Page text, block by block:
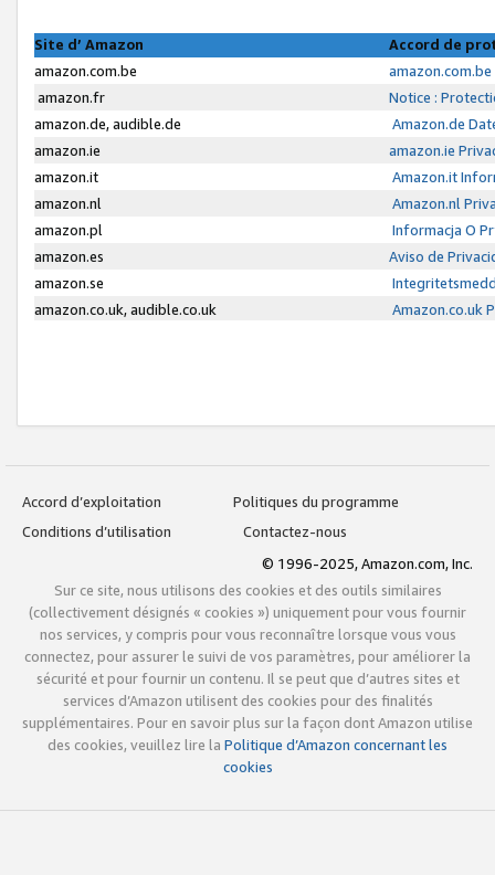
Site d’ Amazon
Accord de
amazon.com.be
amazon.fr
Notice :
amazon.de, audible.de
Amazon.de
amazon.ie
amazon.ie
amazon.it
Amazon.it
amazon.nl
Amazon.nl
amazon.pl
Informacja O
amazon.es
Aviso de
amazon.se
amazon.co.uk, audible.co.uk
Amazon.co.uk
Accord d’exploitation
Politiques du programme
Conditions d’utilisation
Contactez-nous
© 1996-2025, Amazon.com, Inc.
Sur ce site, nous utilisons des cookies et des outils similaires
(collectivement désignés « cookies ») uniquement pour vous fournir
nos services, y compris pour vous reconnaître lorsque vous vous
connectez, pour assurer le suivi de vos paramètres, pour améliorer la
sécurité et pour fournir un contenu. Il se peut que d’autres sites et
services d’Amazon utilisent des cookies pour des finalités
supplémentaires. Pour en savoir plus sur la façon dont Amazon utilise
des cookies, veuillez lire la Politique d’Amazon concernant les
cookies